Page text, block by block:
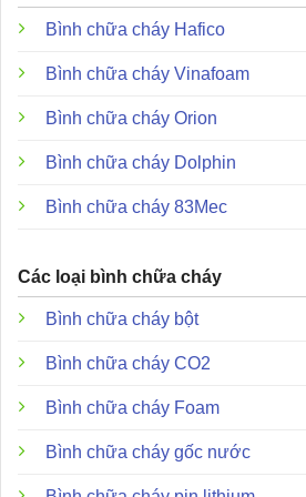
Đặc điểm ưu điểm và những
Bình chữa cháy Hafico
Bình chữa cháy Vinafoam
Bình chữa cháy Orion
Bình chữa cháy Dolphin
Bình chữa cháy 83Mec
Các loại bình chữa cháy
Bình chữa cháy bột
Bình chữa cháy CO2
Bình chữa cháy Foam
Bình chữa cháy gốc nước